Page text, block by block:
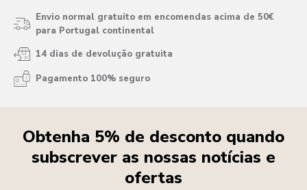
Envio normal gratuito em encomendas acima de 50€
para Portugal continental
14 dias de devolução gratuita
Pagamento 100% seguro
Obtenha 5% de desconto quando
subscrever as nossas notícias e
ofertas